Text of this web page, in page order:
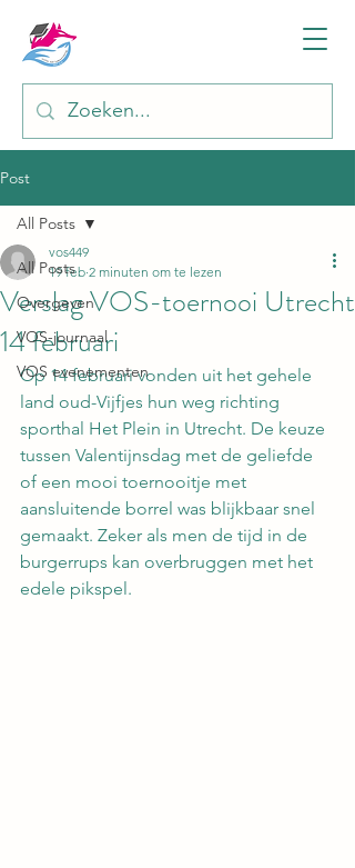
Post
All Posts
Overgeven
VOS-journaal
VOS evenementen
All Posts
Verslag VOS-toernooi Utrecht
14 februari
vos449
19 feb 2 minuten om te lezen
Op 14 februari vonden uit het gehele
land oud-Vijfjes hun weg richting
sporthal Het Plein in Utrecht. De keuze
tussen Valentijnsdag met de geliefde
of een mooi toernooitje met
aansluitende borrel was blijkbaar snel
gemaakt. Zeker als men de tijd in de
burgerrups kan overbruggen met het
edele pikspel.